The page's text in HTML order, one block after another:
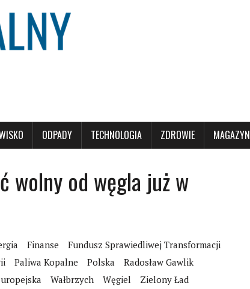
ODPADY TECHNOLOGIA ZDROWIE MAGAZYN
wolny od węgla już w
Finanse
Fundusz Sprawiedliwej Transformacji
Paliwa Kopalne Polska
Radosław Gawlik
Wałbrzych Węgiel
Zielony Ład